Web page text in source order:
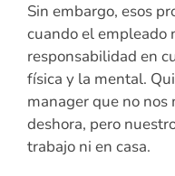
Sin embargo, esos
cuando el empleado
responsabilidad en
física y la mental.
manager que no nos
deshora, pero
trabajo ni en casa.